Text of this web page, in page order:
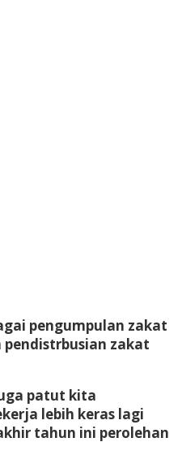
pengumpulan zakat
pendistrbusian zakat
patut kita
lebih keras lagi
tahun ini perolehan